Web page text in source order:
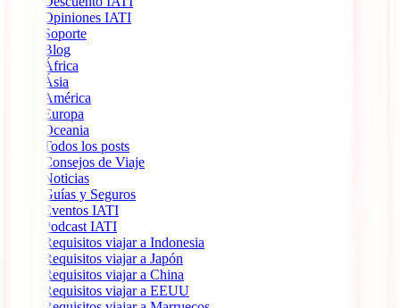
Opiniones IATI
Soporte
Blog
África
Ásia
América
Europa
Oceania
Todos los posts
Consejos de Viaje
Noticias
Guías y Seguros
Eventos IATI
Podcast IATI
Requisitos viajar a Indonesia
Requisitos viajar a Japón
Requisitos viajar a China
Requisitos viajar a EEUU